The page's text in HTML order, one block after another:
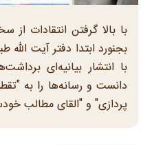
با بالا گرفتن انتقادات
بجنورد ابتدا دفتر آیت الله
با انتشار بیانیه‌ای
دانست و رسانه‌ها را به
پردازی" و "القای مطالب